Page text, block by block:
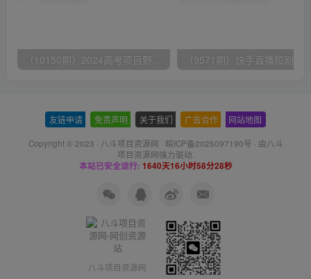
（10150期）2024高考项目野路子玩法，无限裂变，最高一天1W＋！
友链申请 免责声明 关于我们 广告合作 网站地图
Copyright © 2023 · 八斗项目资源网 · 皖ICP备2025097190号 · 由八斗
项目资源网强力驱动.
本站已安全运行: 1640天16小时58分29秒
八斗项目资源网